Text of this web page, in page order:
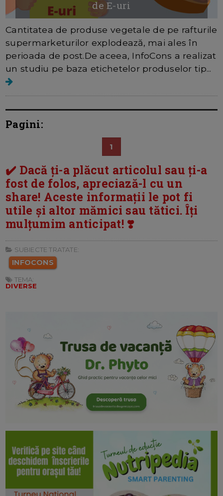
de E-uri
Cantitatea de produse vegetale de pe rafturile
supermarketurilor explodează, mai ales în
perioada de post.De aceea, InfoCons a realizat
un studiu pe baza etichetelor produselor tip...
Pagini:
1
✔️ Dacă ți-a plăcut articolul sau ți-a
fost de folos, apreciază-l cu un
share! Aceste informații le pot fi
utile și altor mămici sau tătici. Îți
mulțumim anticipat! ❣️
SUBIECTE TRATATE:
INFOCONS
TEMA:
DIVERSE